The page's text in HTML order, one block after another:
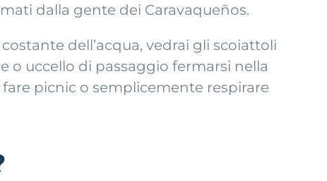
dalla gente dei Caravaqueños.
dell’acqua, vedrai gli scoiattoli
o uccello di passaggio fermarsi nella
picnic o semplicemente respirare